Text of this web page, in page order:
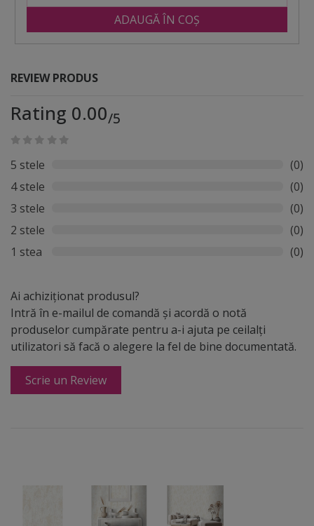
ADAUGĂ ÎN COȘ
REVIEW PRODUS
Rating 0.00/5
5 stele
(0)
4 stele
(0)
3 stele
(0)
2 stele
(0)
1 stea
(0)
Ai achiziționat produsul?
Intră în e-mailul de comandă și acordă o notă
produselor cumpărate pentru a-i ajuta pe ceilalți
utilizatori să facă o alegere la fel de bine documentată.
Scrie un Review